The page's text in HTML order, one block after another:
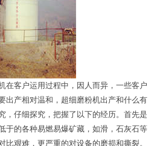
在客户运用过程中，因人而异，一些客户
出产相对温和，超细磨粉机出产和什么有
，仔细探究，把握了以下的经历。首先是
于的各种易燃易爆矿藏，如滑，石灰石等
比艰难，更严重的对设备的磨损和撕裂。